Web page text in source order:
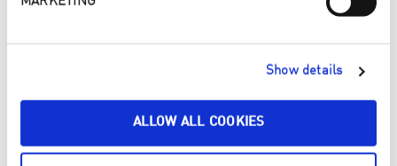
Show details
ALLOW ALL COOKIES
COSA POTRESTI GUADAGNARE
Nelle pagina Domande frequenti risponderemo alle